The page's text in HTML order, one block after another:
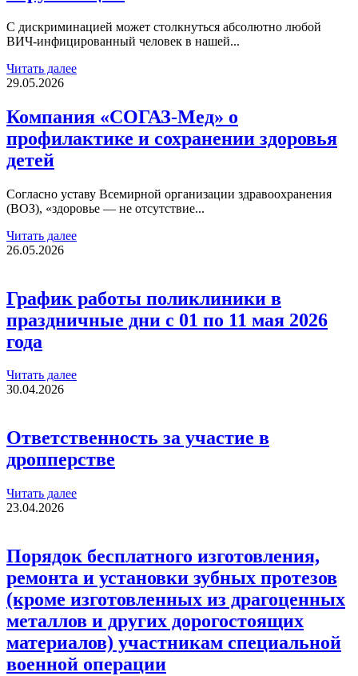
С дискриминацией может столкнуться абсолютно любой
ВИЧ-инфицированный человек в нашей...
Читать далее
29.05.2026
Компания «СОГАЗ-Мед» о
профилактике и сохранении здоровья
детей
Согласно уставу Всемирной организации здравоохранения
(ВОЗ), «здоровье — не отсутствие...
Читать далее
26.05.2026
График работы поликлиники в
праздничные дни с 01 по 11 мая 2026
года
Читать далее
30.04.2026
Ответственность за участие в
дропперстве
Читать далее
23.04.2026
Порядок бесплатного изготовления,
ремонта и установки зубных протезов
(кроме изготовленных из драгоценных
металлов и других дорогостоящих
материалов) участникам специальной
военной операции